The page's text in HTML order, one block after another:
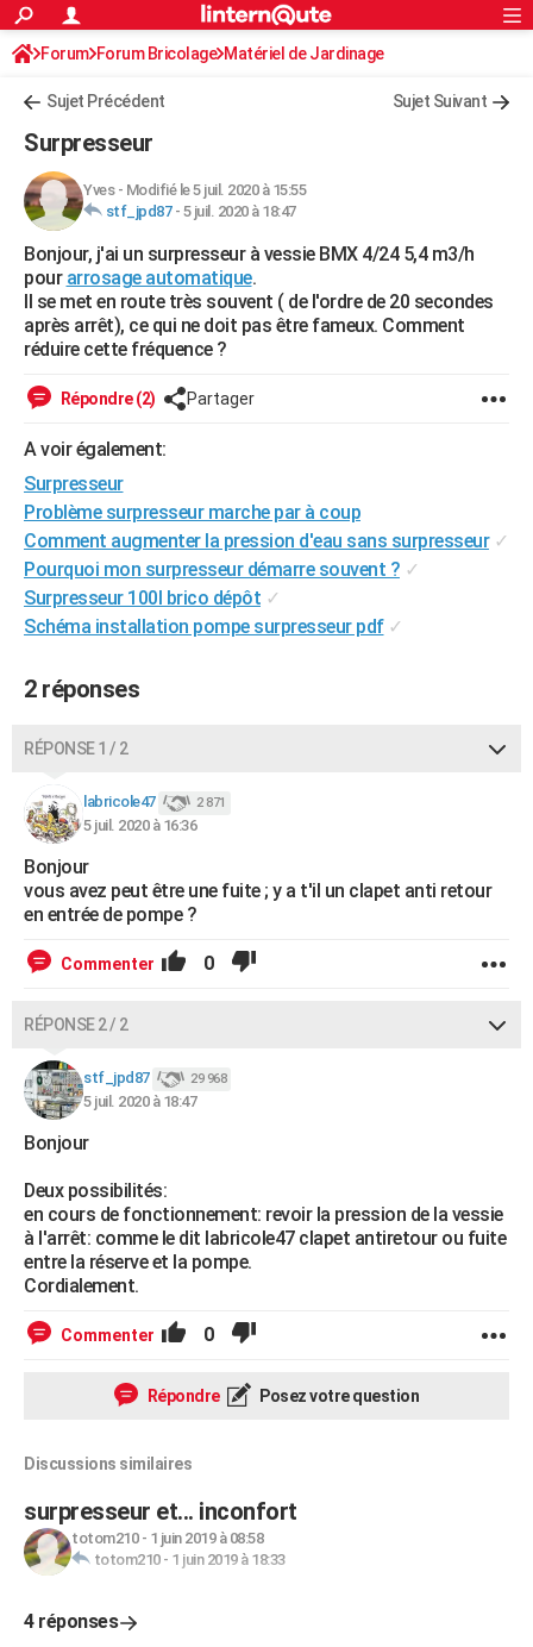
ACTUALITÉS
Politique
Société
Faits Divers
Education
Monde
Villes
+
FINANCE
Retraite
Impôts
Epargne
Immobilier
Risques naturels par ville
Banque
Assurance
Crédit
AUTO
Essais
Réserver un essai
Citadines
Berlines
SUV
Forum auto
+HIGH-TECH
Mobiles
Meilleur smartphone
Internet
Ordinateurs
Jeux vidéo
Guide high-tech
+BRICOLAGE
Forum
Aménagement intérieur
Extérieur
Cuisine
Salle de bains
Jardinage
Rangement
Guides de France
Escapades
Patrimoine
Expositions
Musées
Week-end nature
Art de vivre
Bien-être
Loisirs
Mode
Modes de vie
Alimentation
Guide de la santé
Maladies
Médicaments
Sommeil
VOYAGE
PHOTO
GUIDES D'ACHAT
CARTE DE VOEUX
Carte de Noël
Carte Bonne année
Carte Saint-Valentin
Carte Pâques
Carte d'anniversaire
DICTIONNAIRE
Dictionnaire
Biographies
Citations
Expressions
Proverbes
PROGRAMME TV
S'inscrire
Se connecter
Lycées
Collèges
Primaires
Universités
Entreprises
Service militaire
Avis de recherche
AVIS DE DÉCÈS
FORUM
S'inscrire
Connexion
Forum Forum Bricolage Matériel de Jardinage
Sujet Précédent Sujet Suivant
Surpresseur
Yves- Modifié le 5 juil. 2020 à 15:55
stf_jpd87- 5 juil. 2020 à 18:47
Bonjour, j'ai un surpresseur à vessie BMX 4/24 5,4 m3/h
pour arrosage automatique.
Il se met en route très souvent ( de l'ordre de 20 secondes
après arrêt), ce qui ne doit pas être fameux. Comment
réduire cette fréquence ?
Répondre (2) Partager
A voir également:
Surpresseur
Problème surpresseur marche par à coup
Comment augmenter la pression d'eau sans surpresseur ✓
Pourquoi mon surpresseur démarre souvent ? ✓
Surpresseur 100l brico dépôt ✓
Schéma installation pompe surpresseur pdf ✓
2 réponses
RÉPONSE 1 / 2
labricole47 2 871
5 juil. 2020 à 16:36
Bonjour
vous avez peut être une fuite ; y a t'il un clapet anti retour
en entrée de pompe ?
Commenter 0
RÉPONSE 2 / 2
stf_jpd87 29 968
5 juil. 2020 à 18:47
Bonjour
Deux possibilités:
en cours de fonctionnement: revoir la pression de la vessie
à l'arrêt: comme le dit labricole47 clapet antiretour ou fuite
entre la réserve et la pompe.
Cordialement.
Commenter 0
Répondre Posez votre question
Discussions similaires
surpresseur et... inconfort
totom210- 1 juin 2019 à 08:58
totom210- 1 juin 2019 à 18:33
4 réponses